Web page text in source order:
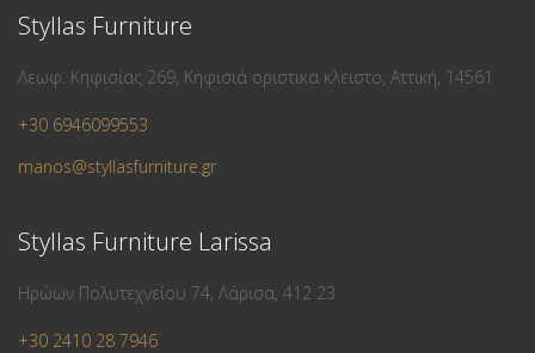
Styllas Furniture
Λεωφ. Κηφισίας 269, Κηφισιά οριστικα κλειστο, Αττική, 14561
+30 6946099553
manos@styllasfurniture.gr
Styllas Furniture Larissa
Ηρώων Πολυτεχνείου 74, Λάρισα, 412 23
+30 2410 28 7946